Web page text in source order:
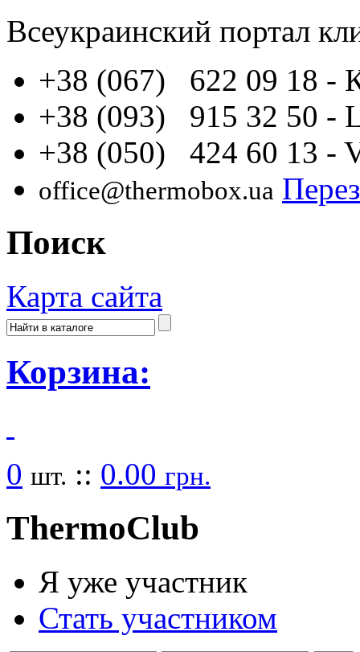
Всеукраинский портал
+38 (067) 622 09 18 -
+38 (093) 915 32 50 -
+38 (050) 424 60 13 -
office@thermobox.ua
Поиск
Карта сайта
Корзина:
0 шт. :: 0.00 грн.
ThermoClub
Я уже участник
Стать участником